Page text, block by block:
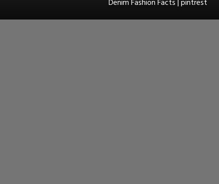
Denim Fashion Facts | pintrest